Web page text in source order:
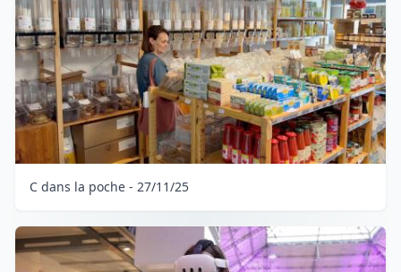
C dans la poche - 27/11/25